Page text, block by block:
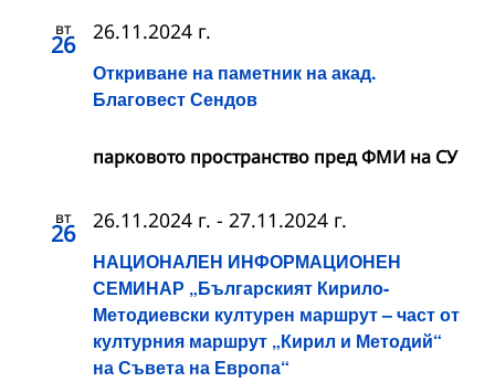
вт
26
Откриване на паметник на акад.
Благовест Сендов
26.11.2024 г.
парковото пространство пред ФМИ на СУ
вт
26
НАЦИОНАЛЕН ИНФОРМАЦИОНЕН
СЕМИНАР „Българският Кирило-
Методиевски културен маршрут – част от
културния маршрут „Кирил и Методий“
на Съвета на Европа“
26.11.2024 г. - 27.11.2024 г.